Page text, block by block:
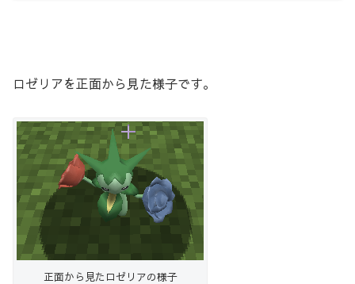
ロゼリアを正面から見た様子です。
正面から見たロゼリアの様子